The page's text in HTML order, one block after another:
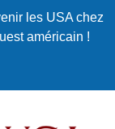
les USA chez
américain !